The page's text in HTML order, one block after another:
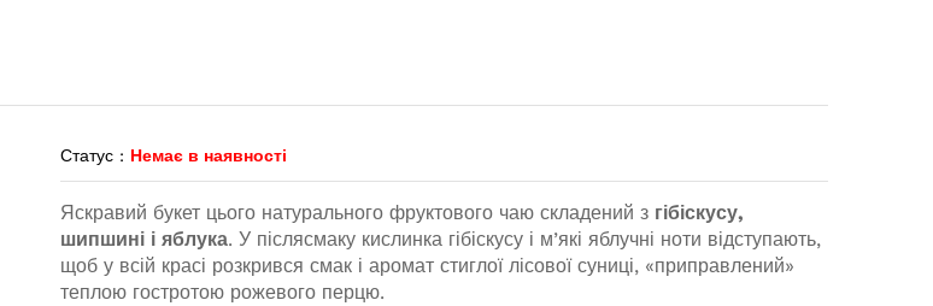
Статус : Немає в наявності
Яскравий букет цього натурального фруктового чаю складений з гібіскусу,
шипшині і яблука. У післясмаку кислинка гібіскусу і м’які яблучні ноти відступають,
щоб у всій красі розкрився смак і аромат стиглої лісової суниці, «приправлений»
теплою гостротою рожевого перцю.